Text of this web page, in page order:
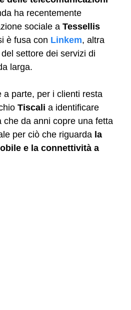
ha recentemente
sociale a Tessellis
è fusa con Linkem, altra
settore dei servizi di
larga.
a parte, per i clienti resta
Tiscali a identificare
che da anni copre una fetta
per ciò che riguarda la
e la connettività a